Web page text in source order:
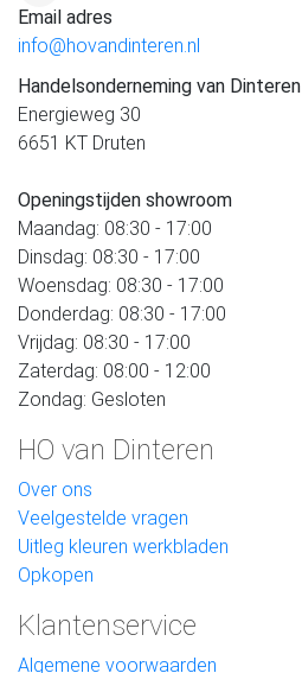
Email adres
info@hovandinteren.nl
Handelsonderneming van Dinteren
Energieweg 30
6651 KT Druten
Openingstijden showroom
Maandag: 08:30 - 17:00
Dinsdag: 08:30 - 17:00
Woensdag: 08:30 - 17:00
Donderdag: 08:30 - 17:00
Vrijdag: 08:30 - 17:00
Zaterdag: 08:00 - 12:00
Zondag: Gesloten
HO van Dinteren
Over ons
Veelgestelde vragen
Uitleg kleuren werkbladen
Opkopen
Klantenservice
Algemene voorwaarden